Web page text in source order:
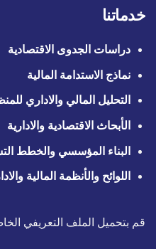
خدماتنا
دراسات الجدوى الاقتصادية
نماذج الاستدامة المالية
التحليل المالي والاداري
الأبحاث الاقتصادية والادارية
البناء المؤسسي والخطط
اللوائح والأنظمة المالية
قم بتحميل الملف التعريفي